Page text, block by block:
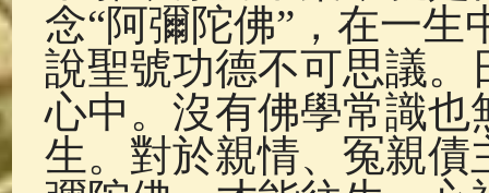
念“阿彌陀佛”，在一
說聖號功德不可思議
心中。沒有佛學常識也
生。對於親情、冤親